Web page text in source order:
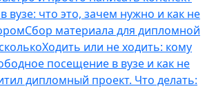
вузе: что это, зачем нужно и как не
Сбор материала для дипломной
Ходить или не ходить: кому
посещение в вузе и как не
дипломный проект. Что делать: